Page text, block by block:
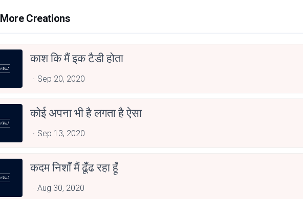
More Creations
काश कि मैं इक टैडी होता
Sep 20, 2020
कोई अपना भी है लगता है ऐसा
Sep 13, 2020
कदम निशाँ मैं ढूँढ रहा हूँ
Aug 30, 2020